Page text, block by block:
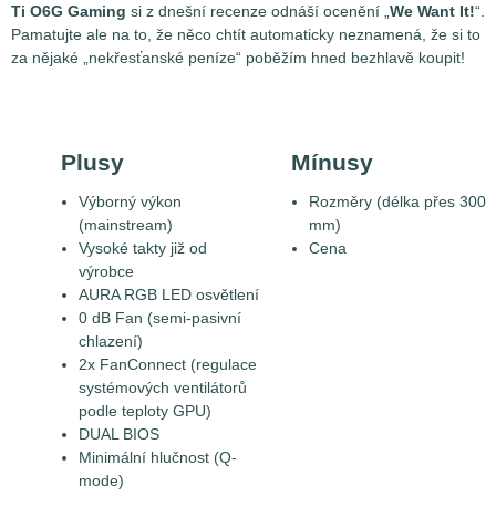
Ti O6G Gaming si z dnešní recenze odnáší ocenění „ We Want It!“.
Pamatujte ale na to, že něco chtít automaticky neznamená, že si to
za nějaké „nekřesťanské peníze“ poběžím hned bezhlavě koupit!
Plusy Mínusy
Výborný výkon
(mainstream)
Vysoké takty již od
výrobce
AURA RGB LED osvětlení
0 dB Fan (semi-pasivní
chlazení)
2x FanConnect (regulace
systémových ventilátorů
podle teploty GPU)
DUAL BIOS
Minimální hlučnost (Q-
mode)
Rozměry (délka přes 300
mm)
Cena